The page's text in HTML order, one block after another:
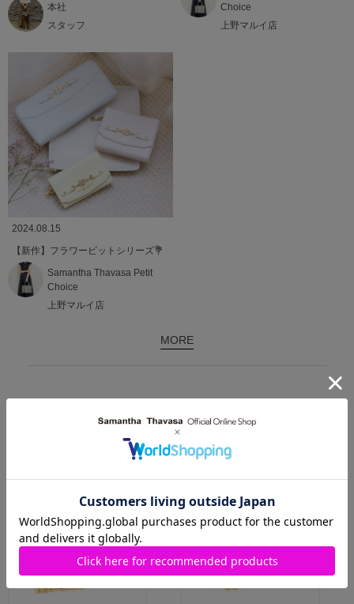
本社
スタッフ
Choice
上野マルイ店
2024.08.15
【新作】フラワービットシリーズ💐
Samantha Thavasa Petit
Choice
上野マルイ店
MORE